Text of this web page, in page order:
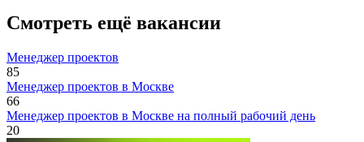
Смотреть ещё вакансии
Менеджер проектов
85
Менеджер проектов в Москве
66
Менеджер проектов в Москве на полный рабочий день
20